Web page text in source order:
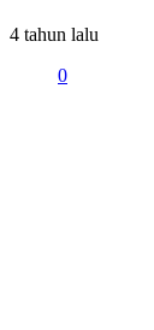
4 tahun lalu
0